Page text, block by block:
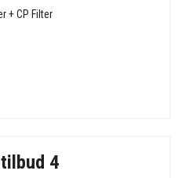
+ CP Filter
4